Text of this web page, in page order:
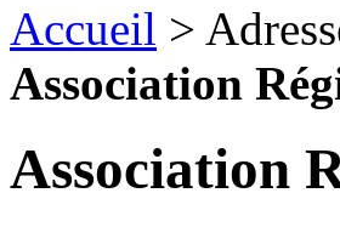
Accueil >
Association
Association